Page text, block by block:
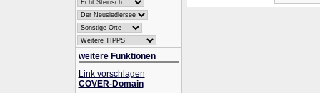
weitere Funktionen
Link vorschlagen
COVER-Domain